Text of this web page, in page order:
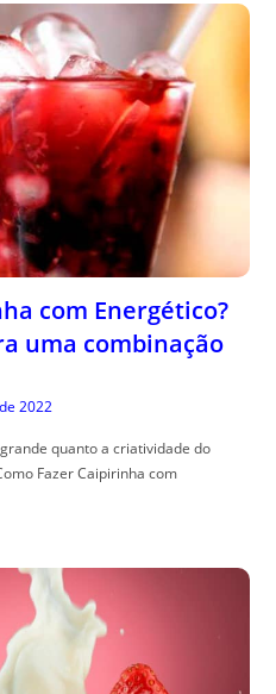
com Energético?
uma combinação
2022
quanto a criatividade do
Fazer Caipirinha com